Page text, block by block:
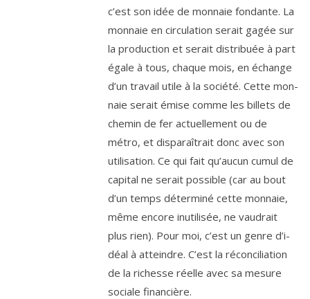
c’est son idée de mon­naie fon­dante. La
mon­naie en cir­cu­la­tion serait gagée sur
la pro­duc­tion et serait dis­tri­buée à part
égale à tous, chaque mois, en échange
d’un tra­vail utile à la socié­té. Cette mon­
naie serait émise comme les billets de
che­min de fer actuel­le­ment ou de
métro, et dis­pa­raî­trait donc avec son
uti­li­sa­tion. Ce qui fait qu’au­cun cumul de
capi­tal ne serait pos­sible (car au bout
d’un temps déter­mi­né cette mon­naie,
même encore inuti­li­sée, ne vau­drait
plus rien). Pour moi, c’est un genre d’i­
déal à atteindre. C’est la récon­ci­lia­tion
de la richesse réelle avec sa mesure
sociale financière.